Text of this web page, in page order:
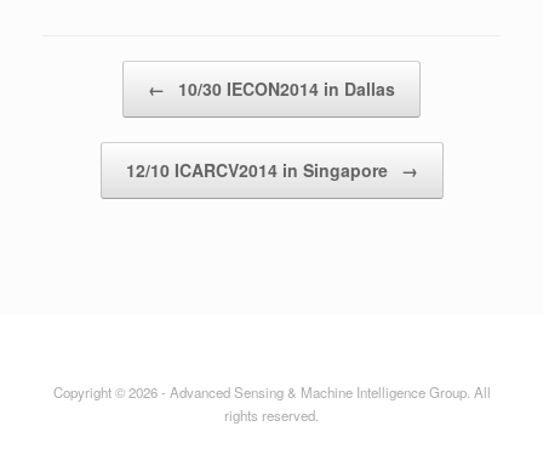
← 10/30 IECON2014 in Dallas
12/10 ICARCV2014 in Singapore →
Copyright © 2026 - Advanced Sensing & Machine Intelligence Group. All
rights reserved.